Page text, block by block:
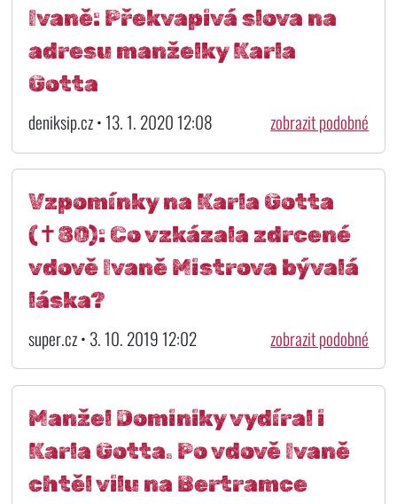
Ivaně: Překvapivá slova na
adresu manželky Karla
Gotta
deniksip.cz • 13. 1. 2020 12:08 zobrazit podobné
Vzpomínky na Karla Gotta
(✝80): Co vzkázala zdrcené
vdově Ivaně Mistrova bývalá
láska?
super.cz • 3. 10. 2019 12:02 zobrazit podobné
Manžel Dominiky vydíral i
Karla Gotta. Po vdově Ivaně
chtěl vilu na Bertramce